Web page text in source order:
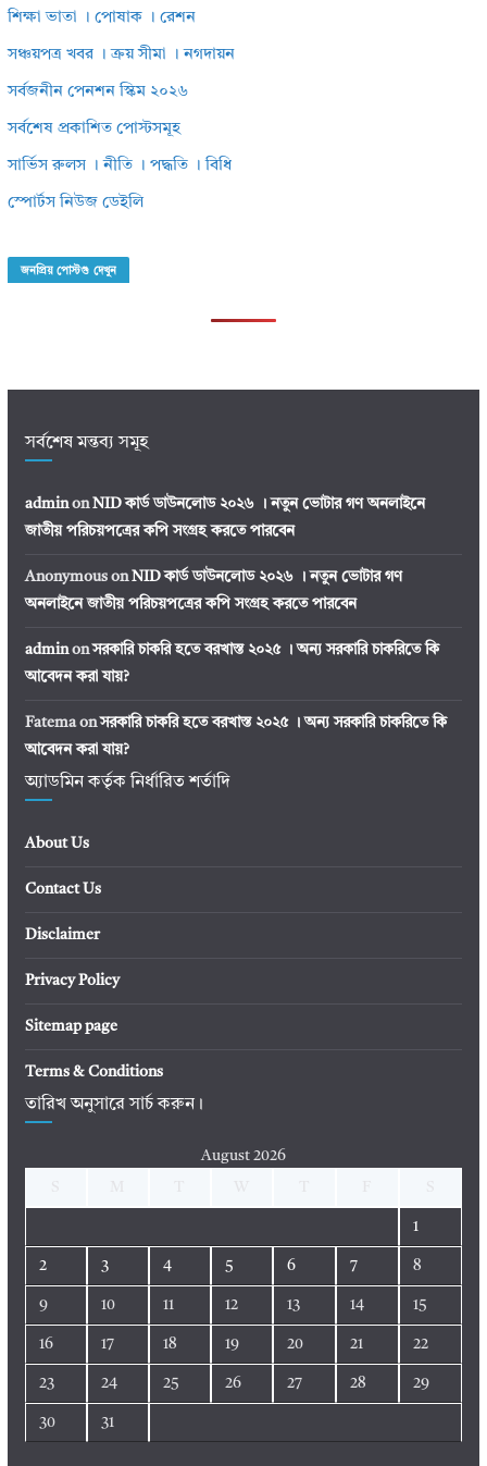
শিক্ষা ভাতা । পোষাক । রেশন
সঞ্চয়পত্র খবর । ক্রয় সীমা । নগদায়ন
সর্বজনীন পেনশন স্কিম ২০২৬
সর্বশেষ প্রকাশিত পোস্টসমূহ
সার্ভিস রুলস । নীতি । পদ্ধতি । বিধি
স্পোর্টস নিউজ ডেইলি
জনপ্রিয় পোস্টগু দেখুন
সর্বশেষ মন্তব্য সমূহ
adminon NID কার্ড ডাউনলোড ২০২৬ । নতুন ভোটার গণ অনলাইনে
জাতীয় পরিচয়পত্রের কপি সংগ্রহ করতে পারবেন
Anonymouson NID কার্ড ডাউনলোড ২০২৬ । নতুন ভোটার গণ
অনলাইনে জাতীয় পরিচয়পত্রের কপি সংগ্রহ করতে পারবেন
adminonসরকারি চাকরি হতে বরখাস্ত ২০২৫ । অন্য সরকারি চাকরিতে কি
আবেদন করা যায়?
Fatemaonসরকারি চাকরি হতে বরখাস্ত ২০২৫ । অন্য সরকারি চাকরিতে কি
আবেদন করা যায়?
অ্যাডমিন কর্তৃক নির্ধারিত শর্তাদি
About Us
Contact Us
Disclaimer
Privacy Policy
Sitemap page
Terms & Conditions
তারিখ অনুসারে সার্চ করুন।
August 2026
1
2 3 4 5 6 7 8
9 10 11 12 13 14 15
16 17 18 19 20 21 22
23 24 25 26 27 28 29
30 31